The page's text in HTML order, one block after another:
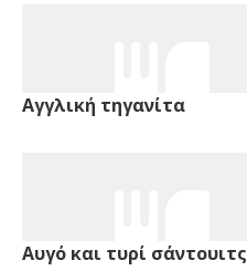
Αγγλική τηγανίτα
Αυγό και τυρί σάντουιτς